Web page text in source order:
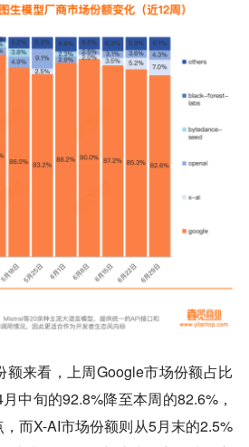
额来看，上周Google市场份额占比
中旬的92.8%降至本周的82.6%，
而X-AI市场份额则从5月末的2.5%